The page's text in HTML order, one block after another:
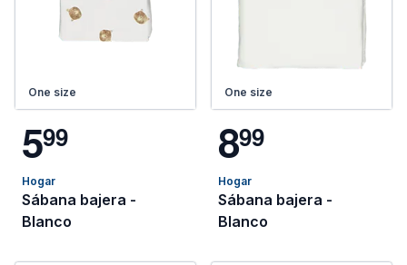
One size
599
Hogar
Sábana bajera -
Blanco
One size
899
Hogar
Sábana bajera -
Blanco